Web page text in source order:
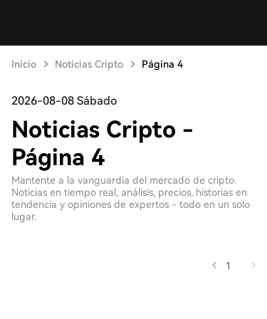
Inicio Noticias Cripto Página 4
2026-08-08 Sábado
Noticias Cripto -
Página 4
Mantente a la vanguardia del mercado de cripto.
Noticias en tiempo real, análisis, precios, historias en
tendencia y opiniones de expertos - todo en un solo
lugar.
1